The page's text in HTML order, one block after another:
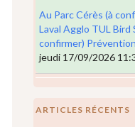
Au Parc Cérès (à
Laval Agglo TUL Bird
confirmer)
jeudi 17/09/2026
ARTICLES RÉCENTS